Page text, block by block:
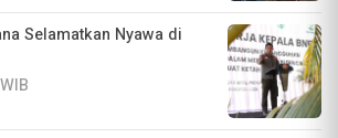
Selamatkan Nyawa di